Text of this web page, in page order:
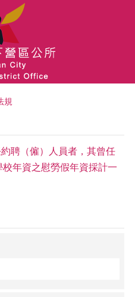
規
聘（僱）人員者，其曾任
年資之慰勞假年資採計一